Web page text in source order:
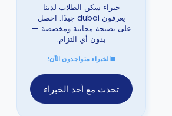
خبراء سكن الطلاب لدينا
يعرفون dubai جيدًا. احصل
على نصيحة مجانية ومخصصة —
بدون أي التزام.
الخبراء متواجدون الآن!
تحدث مع أحد الخبراء